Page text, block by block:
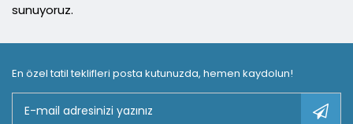
sunuyoruz.
En özel tatil teklifleri posta kutunuzda, hemen kaydolun!